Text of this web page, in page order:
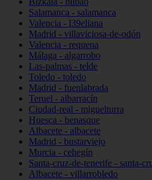
Salamanca - salamanca
Valencia - l39eliana
Madrid - villaviciosa-de-odón
Valencia - requena
Málaga - algarrobo
Las-palmas - telde
Toledo - toledo
Madrid - fuenlabrada
Teruel - albarracín
Ciudad-real - miguelturra
Huesca - benasque
Albacete - albacete
Madrid - bustarviejo
Murcia - cehegín
Santa-cruz-de-tenerife - santa-
Albacete - villarrobledo